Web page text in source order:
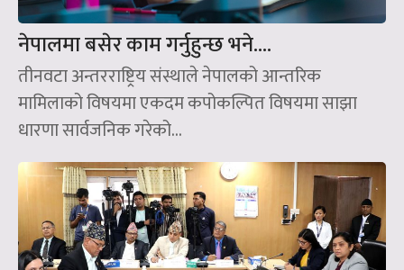
नेपालमा बसेर काम गर्नुहुन्छ भने….
तीनवटा अन्तरराष्ट्रिय संस्थाले नेपालको आन्तरिक
मामिलाको विषयमा एकदम कपोकल्पित विषयमा साझा
धारणा सार्वजनिक गरेको...